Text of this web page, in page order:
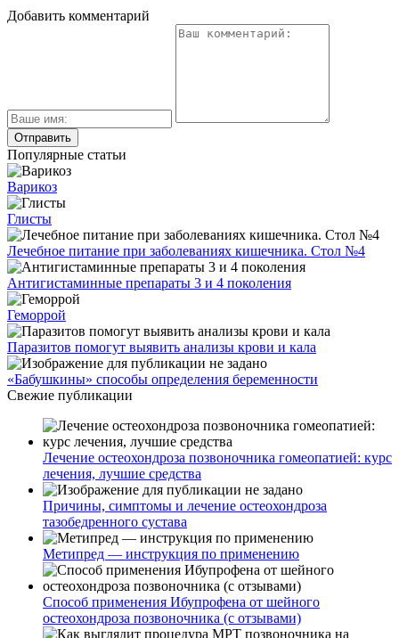
Добавить комментарий
Популярные статьи
Варикоз
Глисты
Лечебное питание при заболеваниях кишечника. Стол №4
Антигистаминные препараты 3 и 4 поколения
Геморрой
Паразитов помогут выявить анализы крови и кала
«Бабушкины» способы определения беременности
Свежие публикации
Лечение остеохондроза позвоночника гомеопатией: курс
лечения, лучшие средства
Причины, симптомы и лечение остеохондроза
тазобедренного сустава
Метипред — инструкция по применению
Способ применения Ибупрофена от шейного
остеохондроза позвоночника (с отзывами)